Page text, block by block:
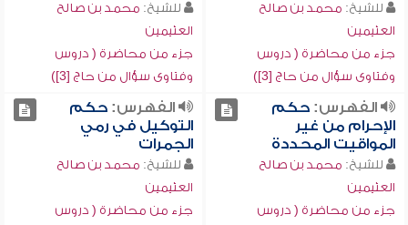
للشيخ: محمد بن صالح
العثيمين
جزء من محاضرة ( دروس
وفتاوى سؤال من حاج [3])
للشيخ: محمد بن صالح
العثيمين
جزء من محاضرة ( دروس
وفتاوى سؤال من حاج [3])
الفهرس:حكم
الإحرام من غير
المواقيت المحددة
للشيخ: محمد بن صالح
العثيمين
جزء من محاضرة ( دروس
الفهرس:حكم
التوكيل في رمي
الجمرات
للشيخ: محمد بن صالح
العثيمين
جزء من محاضرة ( دروس